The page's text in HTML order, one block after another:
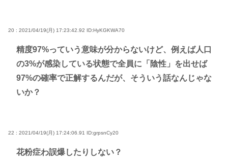
20 : 2021/04/19(月) 17:23:42.92 ID:HyKGKWA70
精度97%っていう意味が分からないけど、例えば人口
の3%が感染している状態で全員に「陰性」を出せば
97%の確率で正解するんだが、そういう話なんじゃな
いか？
22 : 2021/04/19(月) 17:24:06.91 ID:grpsnCy20
花粉症わ誤爆したりしない？